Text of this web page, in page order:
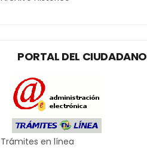
PORTAL DEL CIUDADANO
Trámites en línea